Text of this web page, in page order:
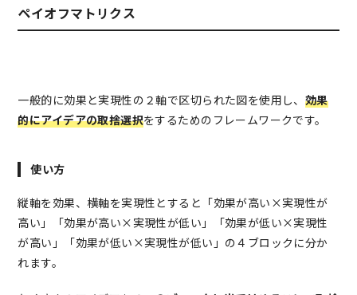
ペイオフマトリクス
一般的に効果と実現性の２軸で区切られた図を使用し、 効果
的にアイデアの取捨選択をするためのフレームワークです。
使い方
縦軸を効果、横軸を実現性とすると「効果が高い×実現性が
高い」「効果が高い×実現性が低い」「効果が低い×実現性
が高い」「効果が低い×実現性が低い」の４ブロックに分か
れます。